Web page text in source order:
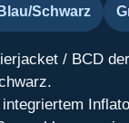
Schwarz
/ BCD